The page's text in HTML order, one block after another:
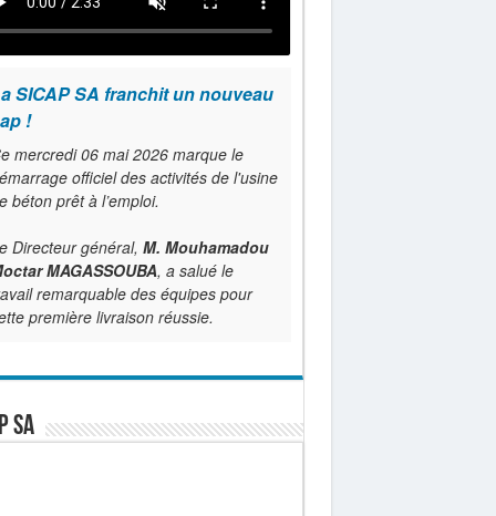
SICAP SA franchit un nouveau
!
mercredi 06 mai 2026 marque le
officiel des activités de l'usine
béton prêt à l’emploi.
Directeur général, M. Mouhamadou
MAGASSOUBA, a salué le
remarquable des équipes pour
première livraison réussie.
SA